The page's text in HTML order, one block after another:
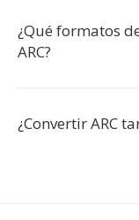
¿Qué formatos
ARC?
¿Convertir ARC